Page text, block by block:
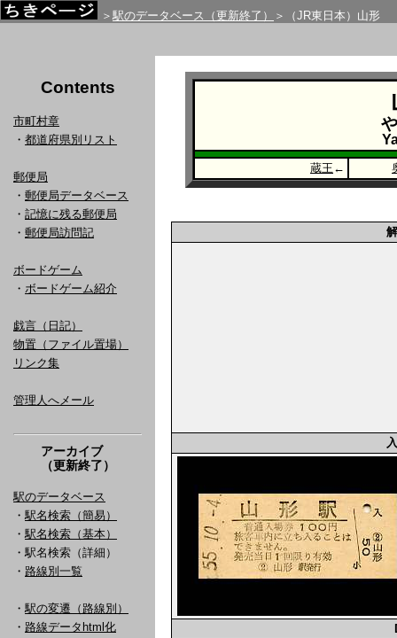
＞ 駅のデータベース（更新終了） ＞（JR東日本）山形
Contents
市町村章
・ 都道府県別リスト
郵便局
・ 郵便局データベース
・ 記憶に残る郵便局
・ 郵便局訪問記
ボードゲーム
・ ボードゲーム紹介
戯言（日記）
物置（ファイル置場）
リンク集
管理人へメール
アーカイブ
（更新終了）
駅のデータベース
・ 駅名検索（簡易）
・ 駅名検索（基本）
・駅名検索（詳細）
・ 路線別一覧
・ 駅の変遷（路線別）
・ 路線データhtml化
蔵王 ←